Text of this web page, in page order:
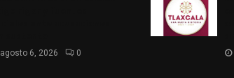
agosto 6, 2026 0